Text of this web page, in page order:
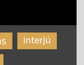
interjú